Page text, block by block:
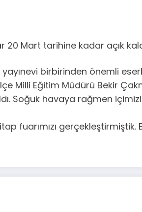
20 Mart tarihine kadar açık
yayınevi birbirinden önemli
Milli Eğitim Müdürü Bekir
Soğuk havaya rağmen
fuarımızı